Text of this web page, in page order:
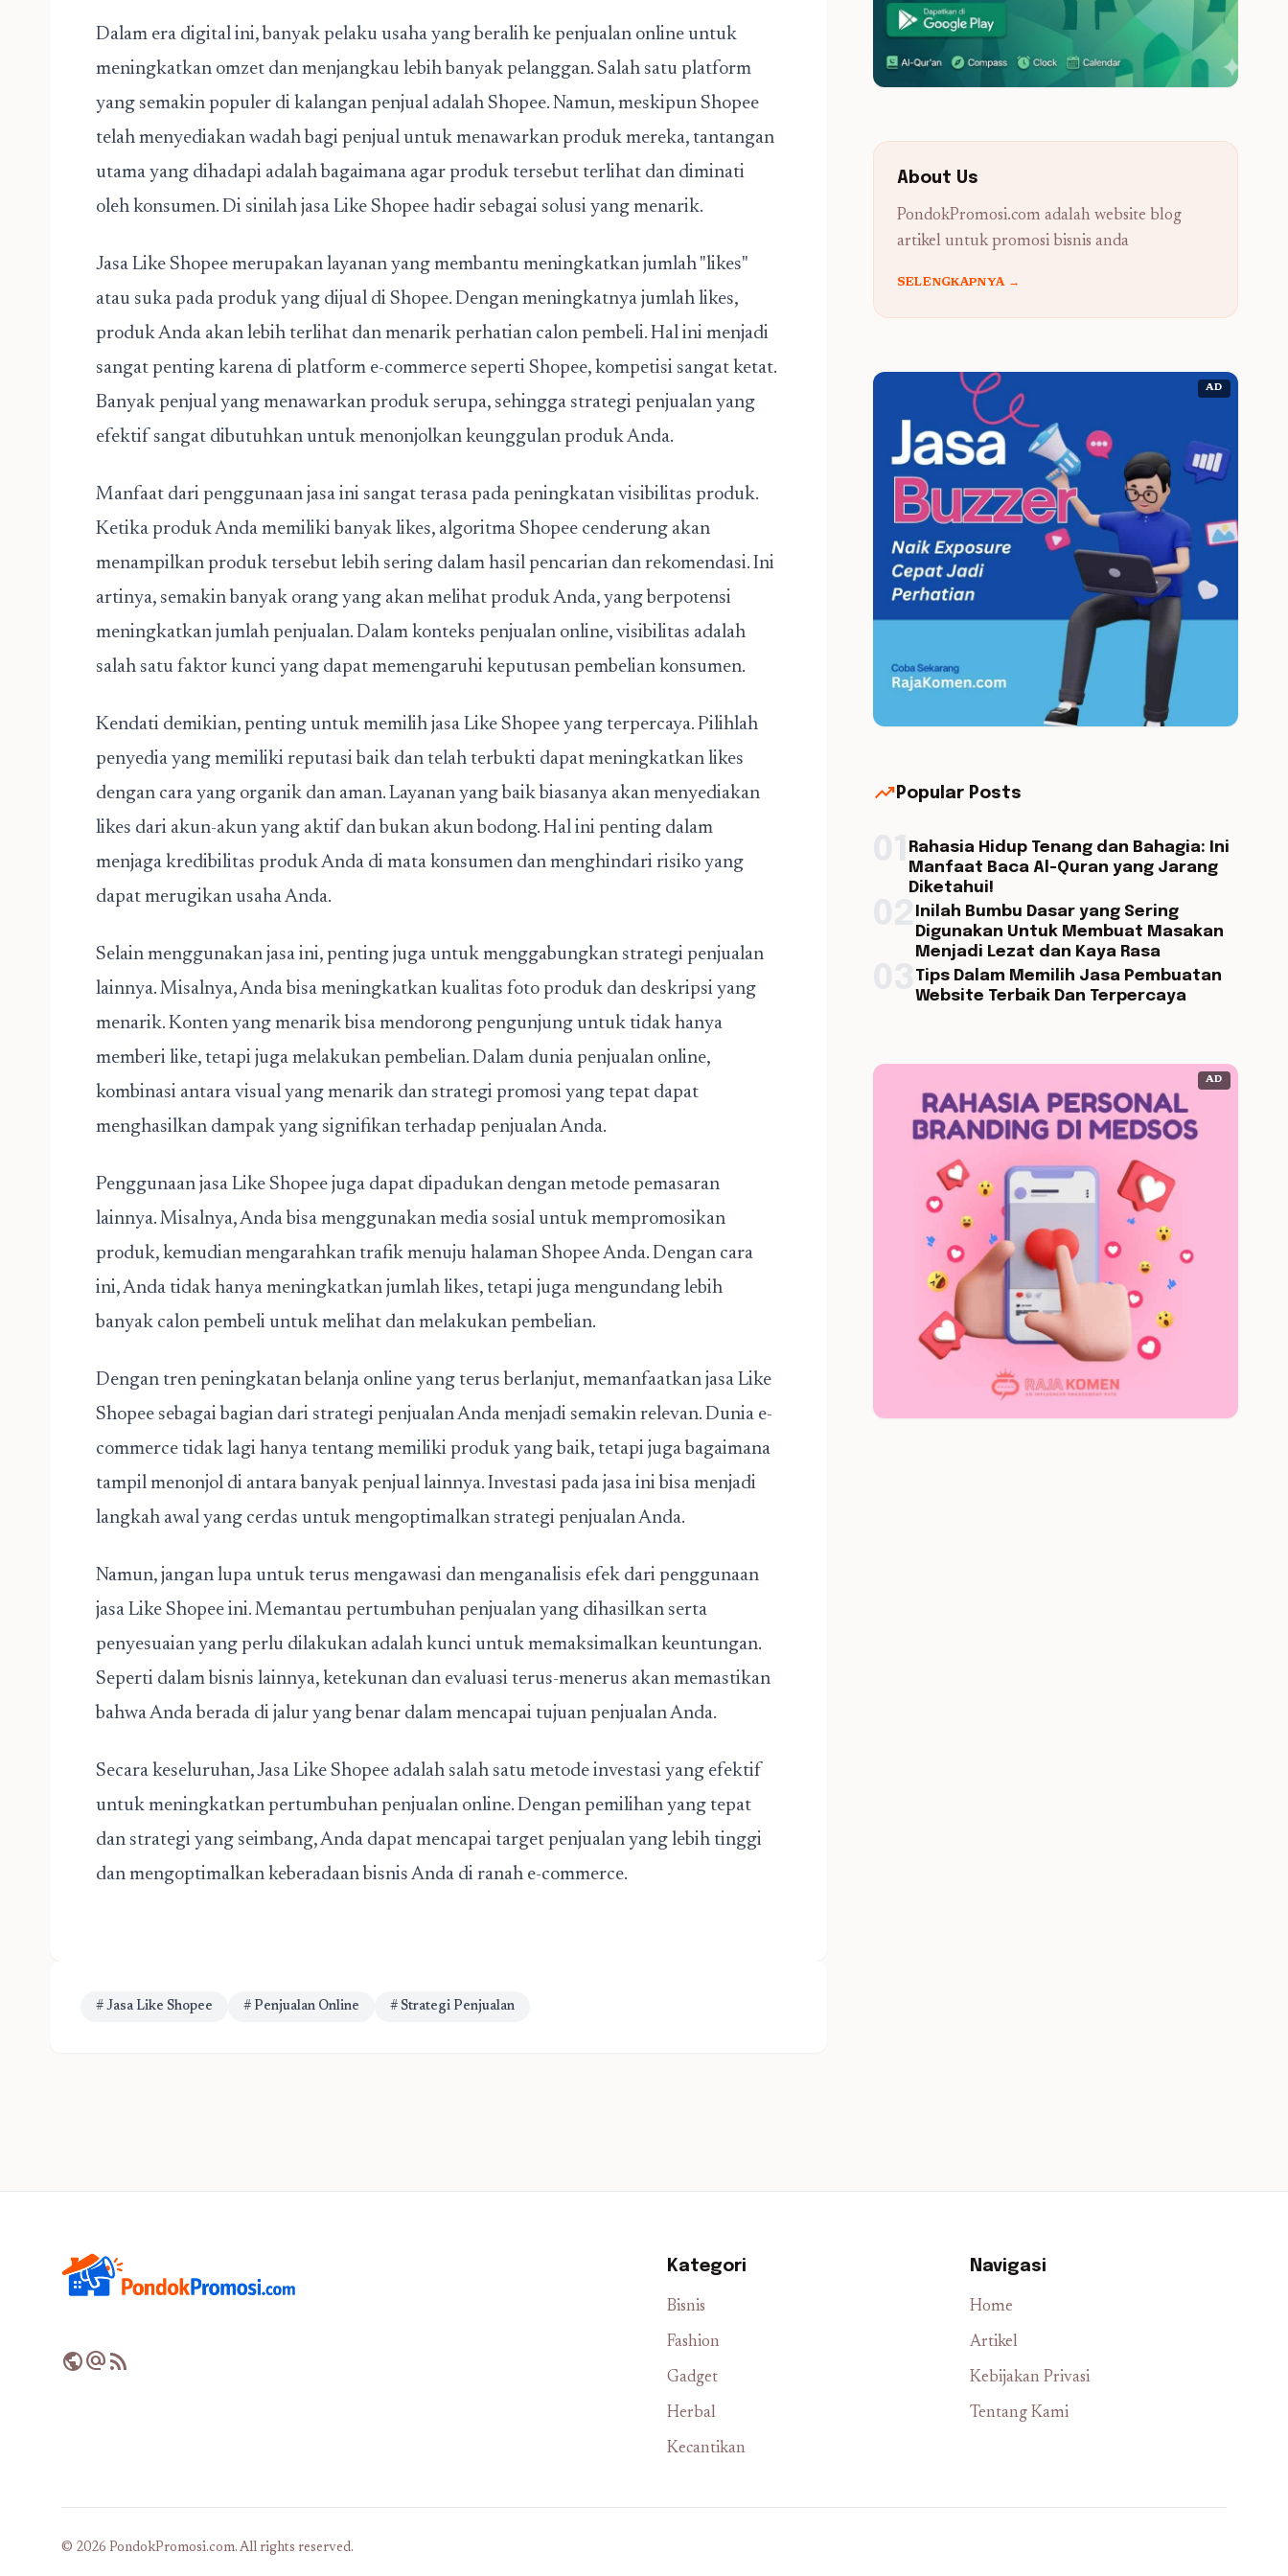
Dalam era digital ini, banyak pelaku usaha yang beralih ke penjualan online untuk
meningkatkan omzet dan menjangkau lebih banyak pelanggan. Salah satu platform
yang semakin populer di kalangan penjual adalah Shopee. Namun, meskipun Shopee
telah menyediakan wadah bagi penjual untuk menawarkan produk mereka, tantangan
utama yang dihadapi adalah bagaimana agar produk tersebut terlihat dan diminati
oleh konsumen. Di sinilah jasa Like Shopee hadir sebagai solusi yang menarik.
Jasa Like Shopee merupakan layanan yang membantu meningkatkan jumlah "likes"
atau suka pada produk yang dijual di Shopee. Dengan meningkatnya jumlah likes,
produk Anda akan lebih terlihat dan menarik perhatian calon pembeli. Hal ini menjadi
sangat penting karena di platform e-commerce seperti Shopee, kompetisi sangat ketat.
Banyak penjual yang menawarkan produk serupa, sehingga strategi penjualan yang
efektif sangat dibutuhkan untuk menonjolkan keunggulan produk Anda.
Manfaat dari penggunaan jasa ini sangat terasa pada peningkatan visibilitas produk.
Ketika produk Anda memiliki banyak likes, algoritma Shopee cenderung akan
menampilkan produk tersebut lebih sering dalam hasil pencarian dan rekomendasi. Ini
artinya, semakin banyak orang yang akan melihat produk Anda, yang berpotensi
meningkatkan jumlah penjualan. Dalam konteks penjualan online, visibilitas adalah
salah satu faktor kunci yang dapat memengaruhi keputusan pembelian konsumen.
Kendati demikian, penting untuk memilih jasa Like Shopee yang terpercaya. Pilihlah
penyedia yang memiliki reputasi baik dan telah terbukti dapat meningkatkan likes
dengan cara yang organik dan aman. Layanan yang baik biasanya akan menyediakan
likes dari akun-akun yang aktif dan bukan akun bodong. Hal ini penting dalam
menjaga kredibilitas produk Anda di mata konsumen dan menghindari risiko yang
dapat merugikan usaha Anda.
Selain menggunakan jasa ini, penting juga untuk menggabungkan strategi penjualan
lainnya. Misalnya, Anda bisa meningkatkan kualitas foto produk dan deskripsi yang
menarik. Konten yang menarik bisa mendorong pengunjung untuk tidak hanya
memberi like, tetapi juga melakukan pembelian. Dalam dunia penjualan online,
kombinasi antara visual yang menarik dan strategi promosi yang tepat dapat
menghasilkan dampak yang signifikan terhadap penjualan Anda.
Penggunaan jasa Like Shopee juga dapat dipadukan dengan metode pemasaran
lainnya. Misalnya, Anda bisa menggunakan media sosial untuk mempromosikan
produk, kemudian mengarahkan trafik menuju halaman Shopee Anda. Dengan cara
ini, Anda tidak hanya meningkatkan jumlah likes, tetapi juga mengundang lebih
banyak calon pembeli untuk melihat dan melakukan pembelian.
Dengan tren peningkatan belanja online yang terus berlanjut, memanfaatkan jasa Like
Shopee sebagai bagian dari strategi penjualan Anda menjadi semakin relevan. Dunia e-
commerce tidak lagi hanya tentang memiliki produk yang baik, tetapi juga bagaimana
tampil menonjol di antara banyak penjual lainnya. Investasi pada jasa ini bisa menjadi
langkah awal yang cerdas untuk mengoptimalkan strategi penjualan Anda.
Namun, jangan lupa untuk terus mengawasi dan menganalisis efek dari penggunaan
jasa Like Shopee ini. Memantau pertumbuhan penjualan yang dihasilkan serta
penyesuaian yang perlu dilakukan adalah kunci untuk memaksimalkan keuntungan.
Seperti dalam bisnis lainnya, ketekunan dan evaluasi terus-menerus akan memastikan
bahwa Anda berada di jalur yang benar dalam mencapai tujuan penjualan Anda.
Secara keseluruhan, Jasa Like Shopee adalah salah satu metode investasi yang efektif
untuk meningkatkan pertumbuhan penjualan online. Dengan pemilihan yang tepat
dan strategi yang seimbang, Anda dapat mencapai target penjualan yang lebih tinggi
dan mengoptimalkan keberadaan bisnis Anda di ranah e-commerce.
# Jasa Like Shopee # Penjualan Online # Strategi Penjualan
About Us
PondokPromosi.com adalah website blog
artikel untuk promosi bisnis anda
SELENGKAPNYA →
AD
trending_up Popular Posts
Rahasia Hidup Tenang dan Bahagia: Ini
Manfaat Baca Al-Quran yang Jarang
Diketahui!
Inilah Bumbu Dasar yang Sering
Digunakan Untuk Membuat Masakan
Menjadi Lezat dan Kaya Rasa
Tips Dalam Memilih Jasa Pembuatan
Website Terbaik Dan Terpercaya
AD
publicalternate_emailrss_feed
Kategori
Bisnis
Fashion
Gadget
Herbal
Kecantikan
Navigasi
Home
Artikel
Kebijakan Privasi
Tentang Kami
© 2026 PondokPromosi.com. All rights reserved.